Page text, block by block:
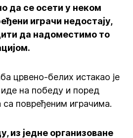
да се осети у неком
играчи недостају,
да надоместимо то
црвено-белих истакао је
на победу и поред
повређеним играчима.
из једне организоване